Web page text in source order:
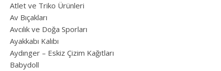
Atlet ve Triko Ürünleri
Av Bıçakları
Avcılık ve Doğa Sporları
Ayakkabı Kalıbı
Aydınger – Eskiz Çizim Kağıtları
Babydoll